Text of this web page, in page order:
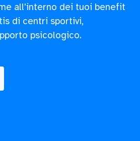
all'interno dei tuoi benefit
di centri sportivi,
psicologico.